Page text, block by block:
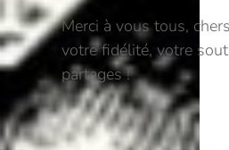
Merci à vous tous,
votre fidélité, votre
partages !